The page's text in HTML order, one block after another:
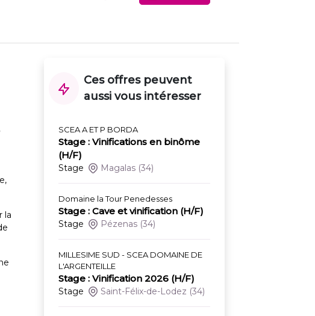
la
Ces offres peuvent
aussi vous intéresser
SCEA A ET P BORDA
Stage : Vinifications en binôme
(H/F)
Stage Magalas (34)
Domaine la Tour Penedesses
Stage : Cave et vinification (H/F)
Stage Pézenas (34)
MILLESIME SUD - SCEA DOMAINE DE
L'ARGENTEILLE
Stage : Vinification 2026 (H/F)
Stage Saint-Félix-de-Lodez (34)